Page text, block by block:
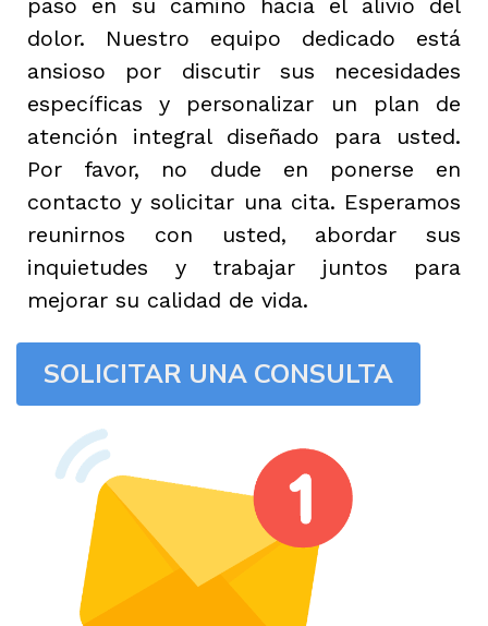
dolor. Nuestro equipo dedicado está
ansioso por discutir sus necesidades
específicas y personalizar un plan de
atención integral diseñado para usted.
Por favor, no dude en ponerse en
contacto y solicitar una cita. Esperamos
reunirnos con usted, abordar sus
inquietudes y trabajar juntos para
mejorar su calidad de vida.
SOLICITAR UNA CONSULTA